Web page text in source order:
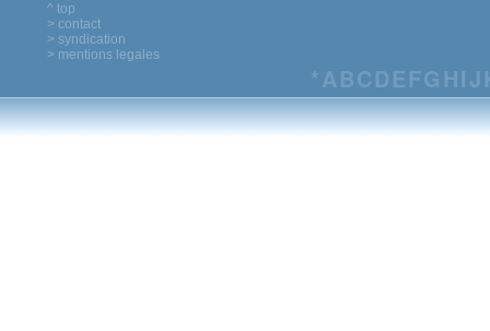
^ top
> contact
> syndication
> mentions legales
*ABCDEFG HIJ